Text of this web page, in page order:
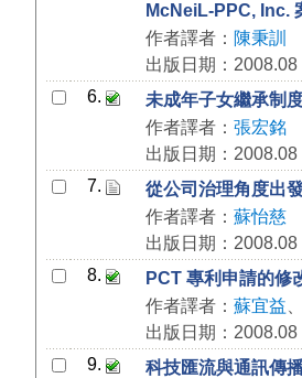
McNeiL-PPC, Inc.
作者譯者： 陳秉訓
出版日期：2008.08
6.
未成年子女繼承制
作者譯者： 張宏銘
出版日期：2008.08
7.
從公司治理角度出
作者譯者： 蘇怡慈
出版日期：2008.08
8.
PCT 專利申請的修
作者譯者： 蘇宜益
出版日期：2008.08
9.
科技匯流與通訊傳